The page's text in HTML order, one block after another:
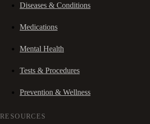
Diseases & Conditions
Medications
Mental Health
Tests & Procedures
Prevention & Wellness
RESOURCES